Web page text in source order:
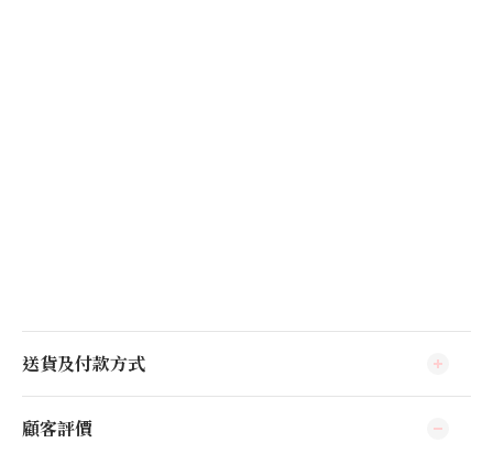
送貨及付款方式
顧客評價